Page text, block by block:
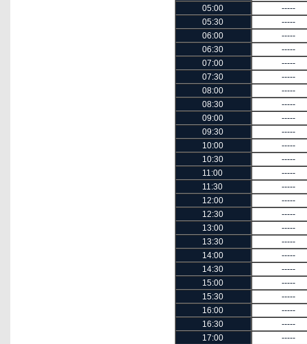
05:00
-----
05:30
-----
06:00
-----
06:30
-----
07:00
-----
07:30
-----
08:00
-----
08:30
-----
09:00
-----
09:30
-----
10:00
-----
10:30
-----
11:00
-----
11:30
-----
12:00
-----
12:30
-----
13:00
-----
13:30
-----
14:00
-----
14:30
-----
15:00
-----
15:30
-----
16:00
-----
16:30
-----
17:00
-----